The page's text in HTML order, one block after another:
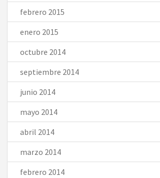
febrero 2015
enero 2015
octubre 2014
septiembre 2014
junio 2014
mayo 2014
abril 2014
marzo 2014
febrero 2014